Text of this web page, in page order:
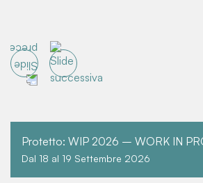
Dal 18 al 19 Settembre 2026